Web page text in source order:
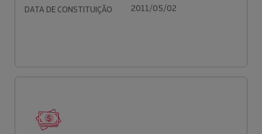
DATA DE CONSTITUIÇÃO 2011/05/02